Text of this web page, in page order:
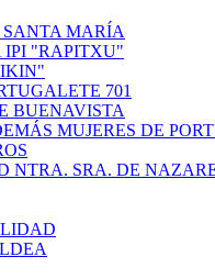
MARÍA
IPI "RAPITXU"
701
BUENAVISTA
MUJERES DE
NTRA. SRA. DE